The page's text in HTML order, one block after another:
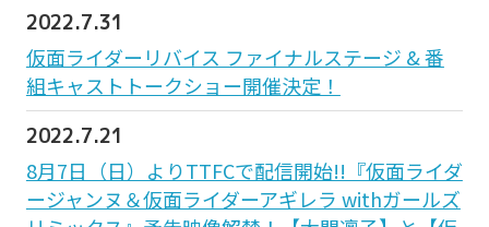
2022.7.31
仮面ライダーリバイス ファイナルステージ & 番
組キャストトークショー開催決定！
2022.7.21
8月7日（日）よりTTFCで配信開始!!『仮面ライダ
ージャンヌ＆仮面ライダーアギレラ withガールズ